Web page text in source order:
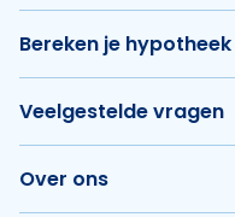
Bereken je hypotheek
Veelgestelde vragen
Over ons